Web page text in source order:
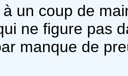
un coup de
ne figure pas
manque de